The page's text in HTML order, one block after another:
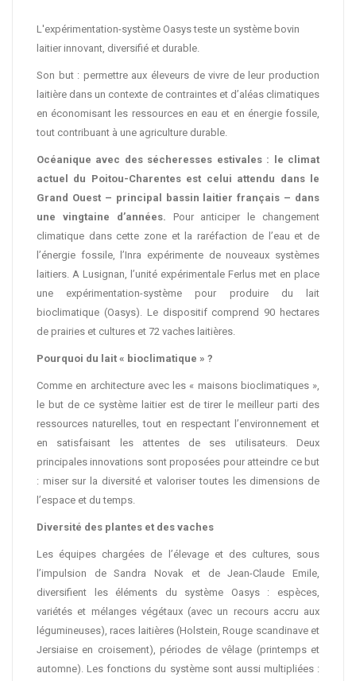
L'expérimentation-système Oasys teste un système bovin
laitier innovant, diversifié et durable.
Son but : permettre aux éleveurs de vivre de leur production
laitière dans un contexte de contraintes et d’aléas climatiques
en économisant les ressources en eau et en énergie fossile,
tout contribuant à une agriculture durable.
Océanique avec des sécheresses estivales : le climat
actuel du Poitou-Charentes est celui attendu dans le
Grand Ouest – principal bassin laitier français – dans
une vingtaine d’années. Pour anticiper le changement
climatique dans cette zone et la raréfaction de l’eau et de
l’énergie fossile, l’Inra expérimente de nouveaux systèmes
laitiers. A Lusignan, l’unité expérimentale Ferlus met en place
une expérimentation-système pour produire du lait
bioclimatique (Oasys). Le dispositif comprend 90 hectares
de prairies et cultures et 72 vaches laitières.
Pourquoi du lait « bioclimatique » ?
Comme en architecture avec les « maisons bioclimatiques »,
le but de ce système laitier est de tirer le meilleur parti des
ressources naturelles, tout en respectant l’environnement et
en satisfaisant les attentes de ses utilisateurs. Deux
principales innovations sont proposées pour atteindre ce but
: miser sur la diversité et valoriser toutes les dimensions de
l’espace et du temps.
Diversité des plantes et des vaches
Les équipes chargées de l’élevage et des cultures, sous
l’impulsion de Sandra Novak et de Jean-Claude Emile,
diversifient les éléments du système Oasys : espèces,
variétés et mélanges végétaux (avec un recours accru aux
légumineuses), races laitières (Holstein, Rouge scandinave et
Jersiaise en croisement), périodes de vêlage (printemps et
automne). Les fonctions du système sont aussi multipliées :